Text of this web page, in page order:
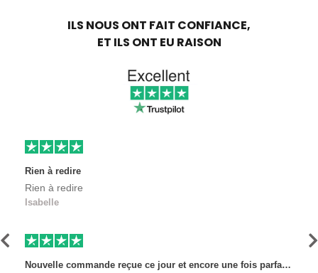
ILS NOUS ONT FAIT CONFIANCE,
ET ILS ONT EU RAISON
Rien à redire
Rien à redire
Isabelle
Nouvelle commande reçue ce jour et encore une fois parfaitement satisfaite, l'envoi est très rapide et les produits sont toujours conditionnés de manière personnalisés. L'avantage de commander auprès de créateurs indépendants.
Précédent